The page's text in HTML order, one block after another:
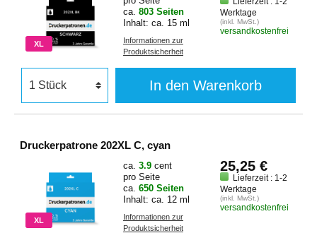
XL
ca. 803 Seiten
Inhalt: ca. 15 ml
Informationen zur
Produktsicherheit
Werktage
(inkl. MwSt.)
versandkostenfrei
In den Warenkorb
Druckerpatrone 202XL C, cyan
XL
ca. 3.9 cent
pro Seite
ca. 650 Seiten
Inhalt: ca. 12 ml
Informationen zur
Produktsicherheit
25,25 €
Lieferzeit : 1-2
Werktage
(inkl. MwSt.)
versandkostenfrei